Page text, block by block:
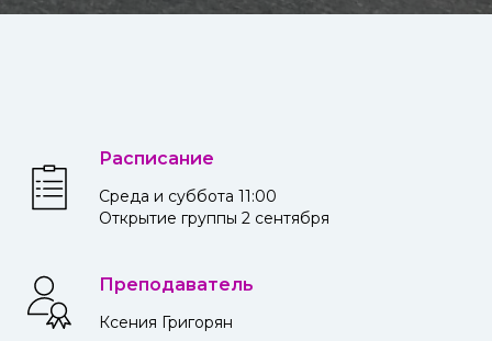
Расписание
Среда и суббота 11:00
Открытие группы 2 сентября
Преподаватель
Ксения Григорян